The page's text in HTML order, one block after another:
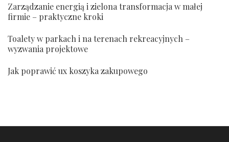
Zarządzanie energią i zielona transformacja w małej
firmie – praktyczne kroki
Toalety w parkach i na terenach rekreacyjnych –
wyzwania projektowe
Jak poprawić ux koszyka zakupowego